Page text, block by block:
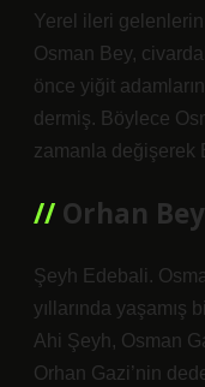
Yerel ileri
Osman Bey,
önce yiğit
dermiş. Böylece
zamanla değişerek
Orhan
Şeyh Edebali.
yıllarında yaşamış
Ahi Şeyh, Osman
Orhan Gazi’nin